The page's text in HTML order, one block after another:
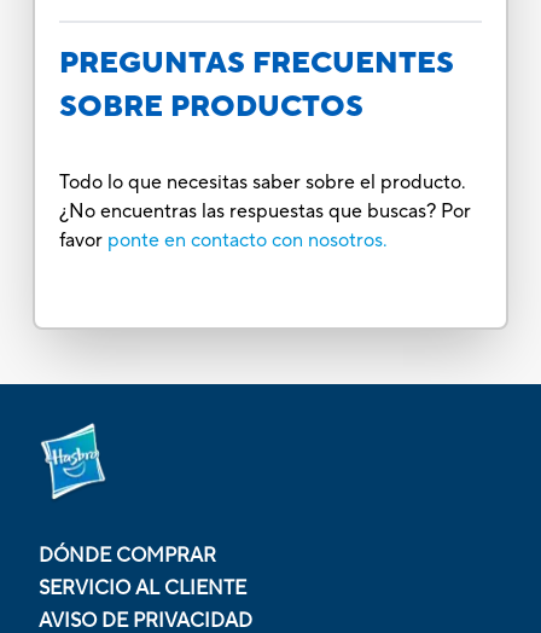
PREGUNTAS FRECUENTES
SOBRE PRODUCTOS
Todo lo que necesitas saber sobre el producto.
¿No encuentras las respuestas que buscas? Por
favor ponte en contacto con nosotros.
DÓNDE COMPRAR
SERVICIO AL CLIENTE
AVISO DE PRIVACIDAD